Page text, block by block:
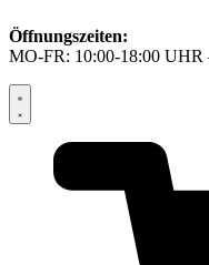
Öffnungszeiten:
MO-FR: 10:00-18:00 UHR